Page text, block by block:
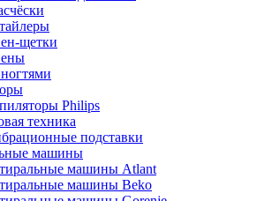
щетки
Philips
техника
подставки
машины
машины Atlant
машины Beko